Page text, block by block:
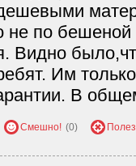
не по
Видно
Им
В
Смешно! (0)